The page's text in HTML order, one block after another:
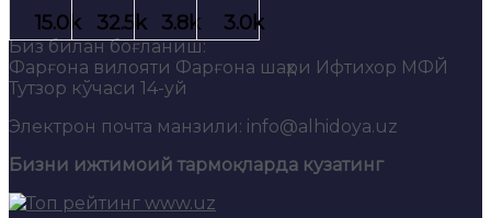
Биз билан боғланиш:
Фарғона вилояти Фарғона шаҳри Ифтихор МФЙ
Тутзор кўчаси 14-уй
Электрон почта манзили: info@alhidoya.uz
Бизни ижтимоий тармоқларда кузатинг